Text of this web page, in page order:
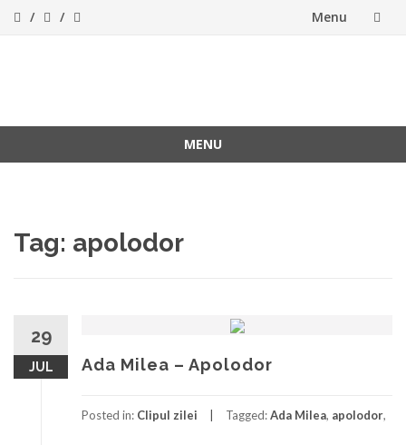
Menu
MENU
Tag: apolodor
29
JUL Ada Milea – Apolodor
Posted in: Clipul zilei Tagged:Ada Milea, apolodor,